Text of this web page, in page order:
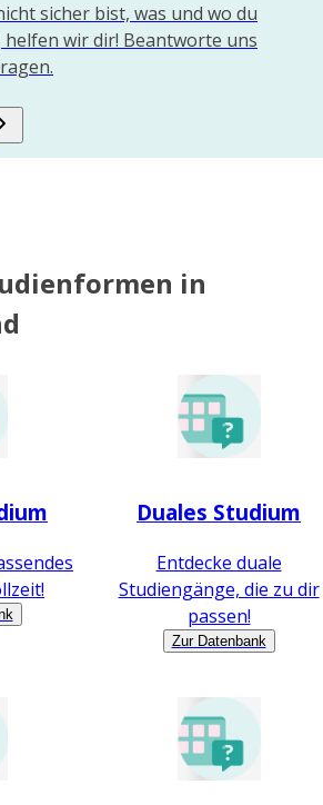
sicher bist, was und wo du
wir dir! Beantworte uns
in
Duales Studium
Entdecke duale
Studiengänge, die zu dir
passen!
Zur Datenbank